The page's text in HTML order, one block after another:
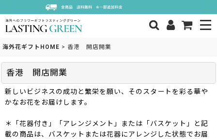
海外花ギフトHOME > 香港 開店開業
香港 開店開業
新しいビジネスの成功と繁栄を願い、そのスタートを彩る華や
かなお花をお届けします。
＊「花器付き」「アレンジメント」または「バスケット」と記
載の商品は、バスケットまたは花器にアレンジした状態でお届